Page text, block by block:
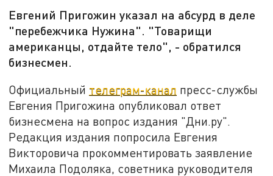
Евгений Пригожин указал на абсурд в деле
"перебежчика Нужина". "Товарищи
американцы, отдайте тело", - обратился
бизнесмен.
Официальный телеграм-канал пресс-службы
Евгения Пригожина опубликовал ответ
бизнесмена на вопрос издания "Дни.ру".
Редакция издания попросила Евгения
Викторовича прокомментировать заявление
Михаила Подоляка, советника руководителя